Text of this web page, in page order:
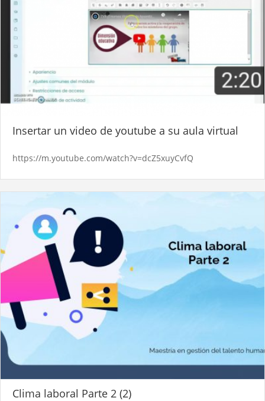
Insertar un video de youtube a su aula virtual
https://m.youtube.com/watch?v=dcZ5xuyCvfQ
Clima laboral Parte 2 (2)